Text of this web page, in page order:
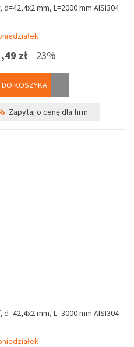
mm, L=2000 mm AISI304
zł 23%
DO KOSZYKA
Zapytaj o cenę dla firm
mm, L=3000 mm AISI304